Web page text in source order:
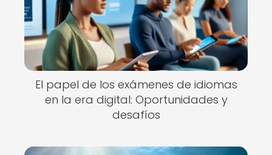
El papel de los exámenes de idiomas
en la era digital: Oportunidades y
desafíos